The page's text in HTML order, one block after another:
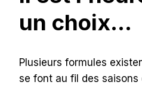
un choix…
Plusieurs formules
se font au fil des